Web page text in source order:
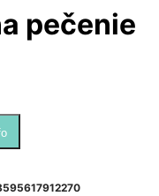
pečenie